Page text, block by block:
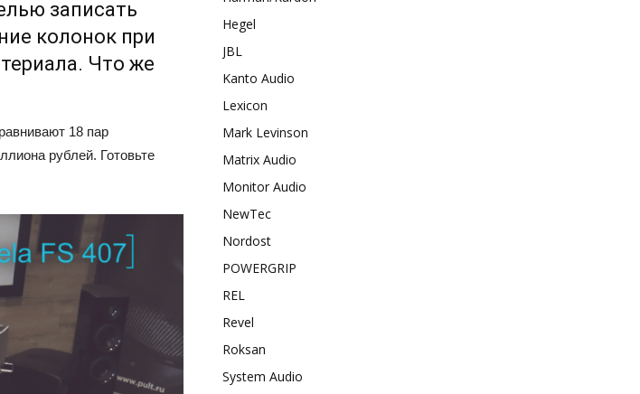
записать
колонок при
Что же
18 пар
рублей. Готовьте
Hegel
JBL
Kanto Audio
Lexicon
Mark Levinson
Matrix Audio
Monitor Audio
NewTec
Nordost
POWERGRIP
REL
Revel
Roksan
System Audio